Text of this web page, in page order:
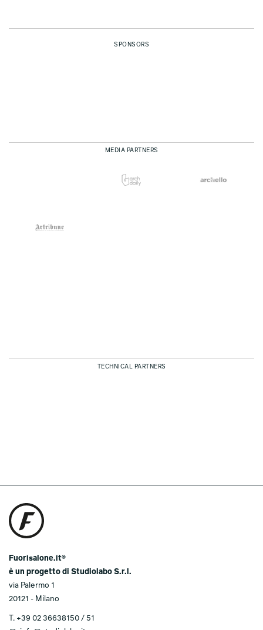
SPONSORS
MEDIA PARTNERS
TECHNICAL PARTNERS
Fuorisalone.it®
è un progetto di Studiolabo S.r.l.
via Palermo 1
20121 - Milano
T. +39 02 36638150 / 51